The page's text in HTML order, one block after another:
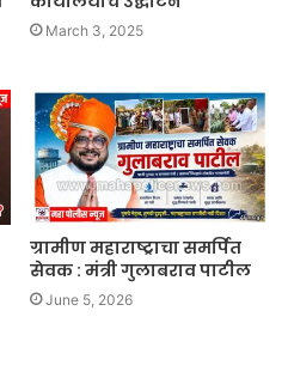
March 3, 2025
ग्रामीण महाराष्ट्राचा समर्पित
सेवक : मंत्री गुलाबराव पाटील
June 5, 2026